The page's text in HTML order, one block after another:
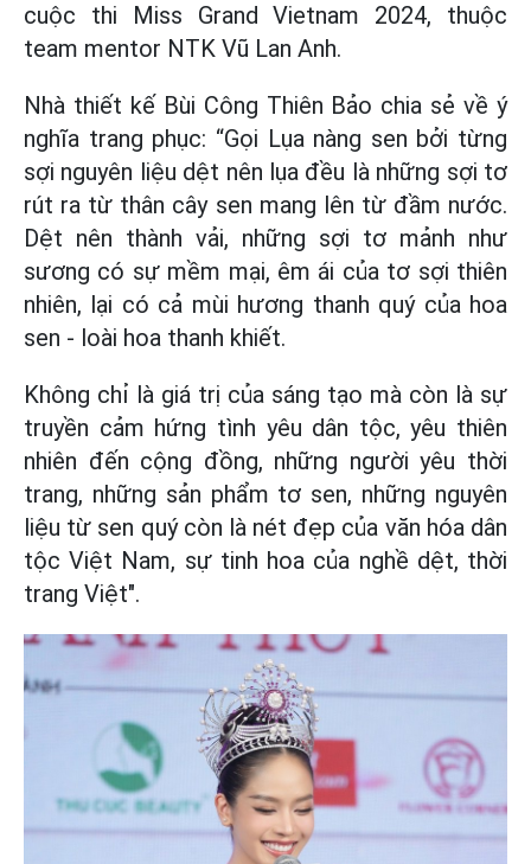
cuộc thi Miss Grand Vietnam 2024, thuộc
team mentor NTK Vũ Lan Anh.
Nhà thiết kế Bùi Công Thiên Bảo chia sẻ về ý
nghĩa trang phục: “Gọi Lụa nàng sen bởi từng
sợi nguyên liệu dệt nên lụa đều là những sợi tơ
rút ra từ thân cây sen mang lên từ đầm nước.
Dệt nên thành vải, những sợi tơ mảnh như
sương có sự mềm mại, êm ái của tơ sợi thiên
nhiên, lại có cả mùi hương thanh quý của hoa
sen - loài hoa thanh khiết.
Không chỉ là giá trị của sáng tạo mà còn là sự
truyền cảm hứng tình yêu dân tộc, yêu thiên
nhiên đến cộng đồng, những người yêu thời
trang, những sản phẩm tơ sen, những nguyên
liệu từ sen quý còn là nét đẹp của văn hóa dân
tộc Việt Nam, sự tinh hoa của nghề dệt, thời
trang Việt".